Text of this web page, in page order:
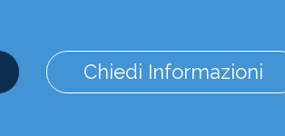
Chiedi Informazioni